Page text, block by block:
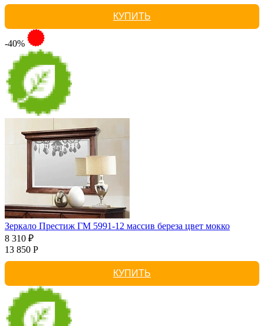
КУПИТЬ
-40%
Зеркало Престиж ГМ 5991-12 массив береза цвет мокко
8 310 ₽
13 850 Р
КУПИТЬ